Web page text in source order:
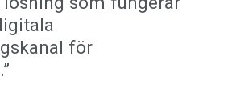
för